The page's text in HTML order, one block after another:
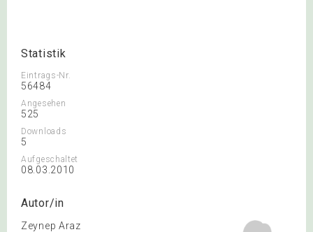
Statistik
Eintrags-Nr.
56484
Angesehen
525
Downloads
5
Aufgeschaltet
08.03.2010
Autor/in
Zeynep Araz